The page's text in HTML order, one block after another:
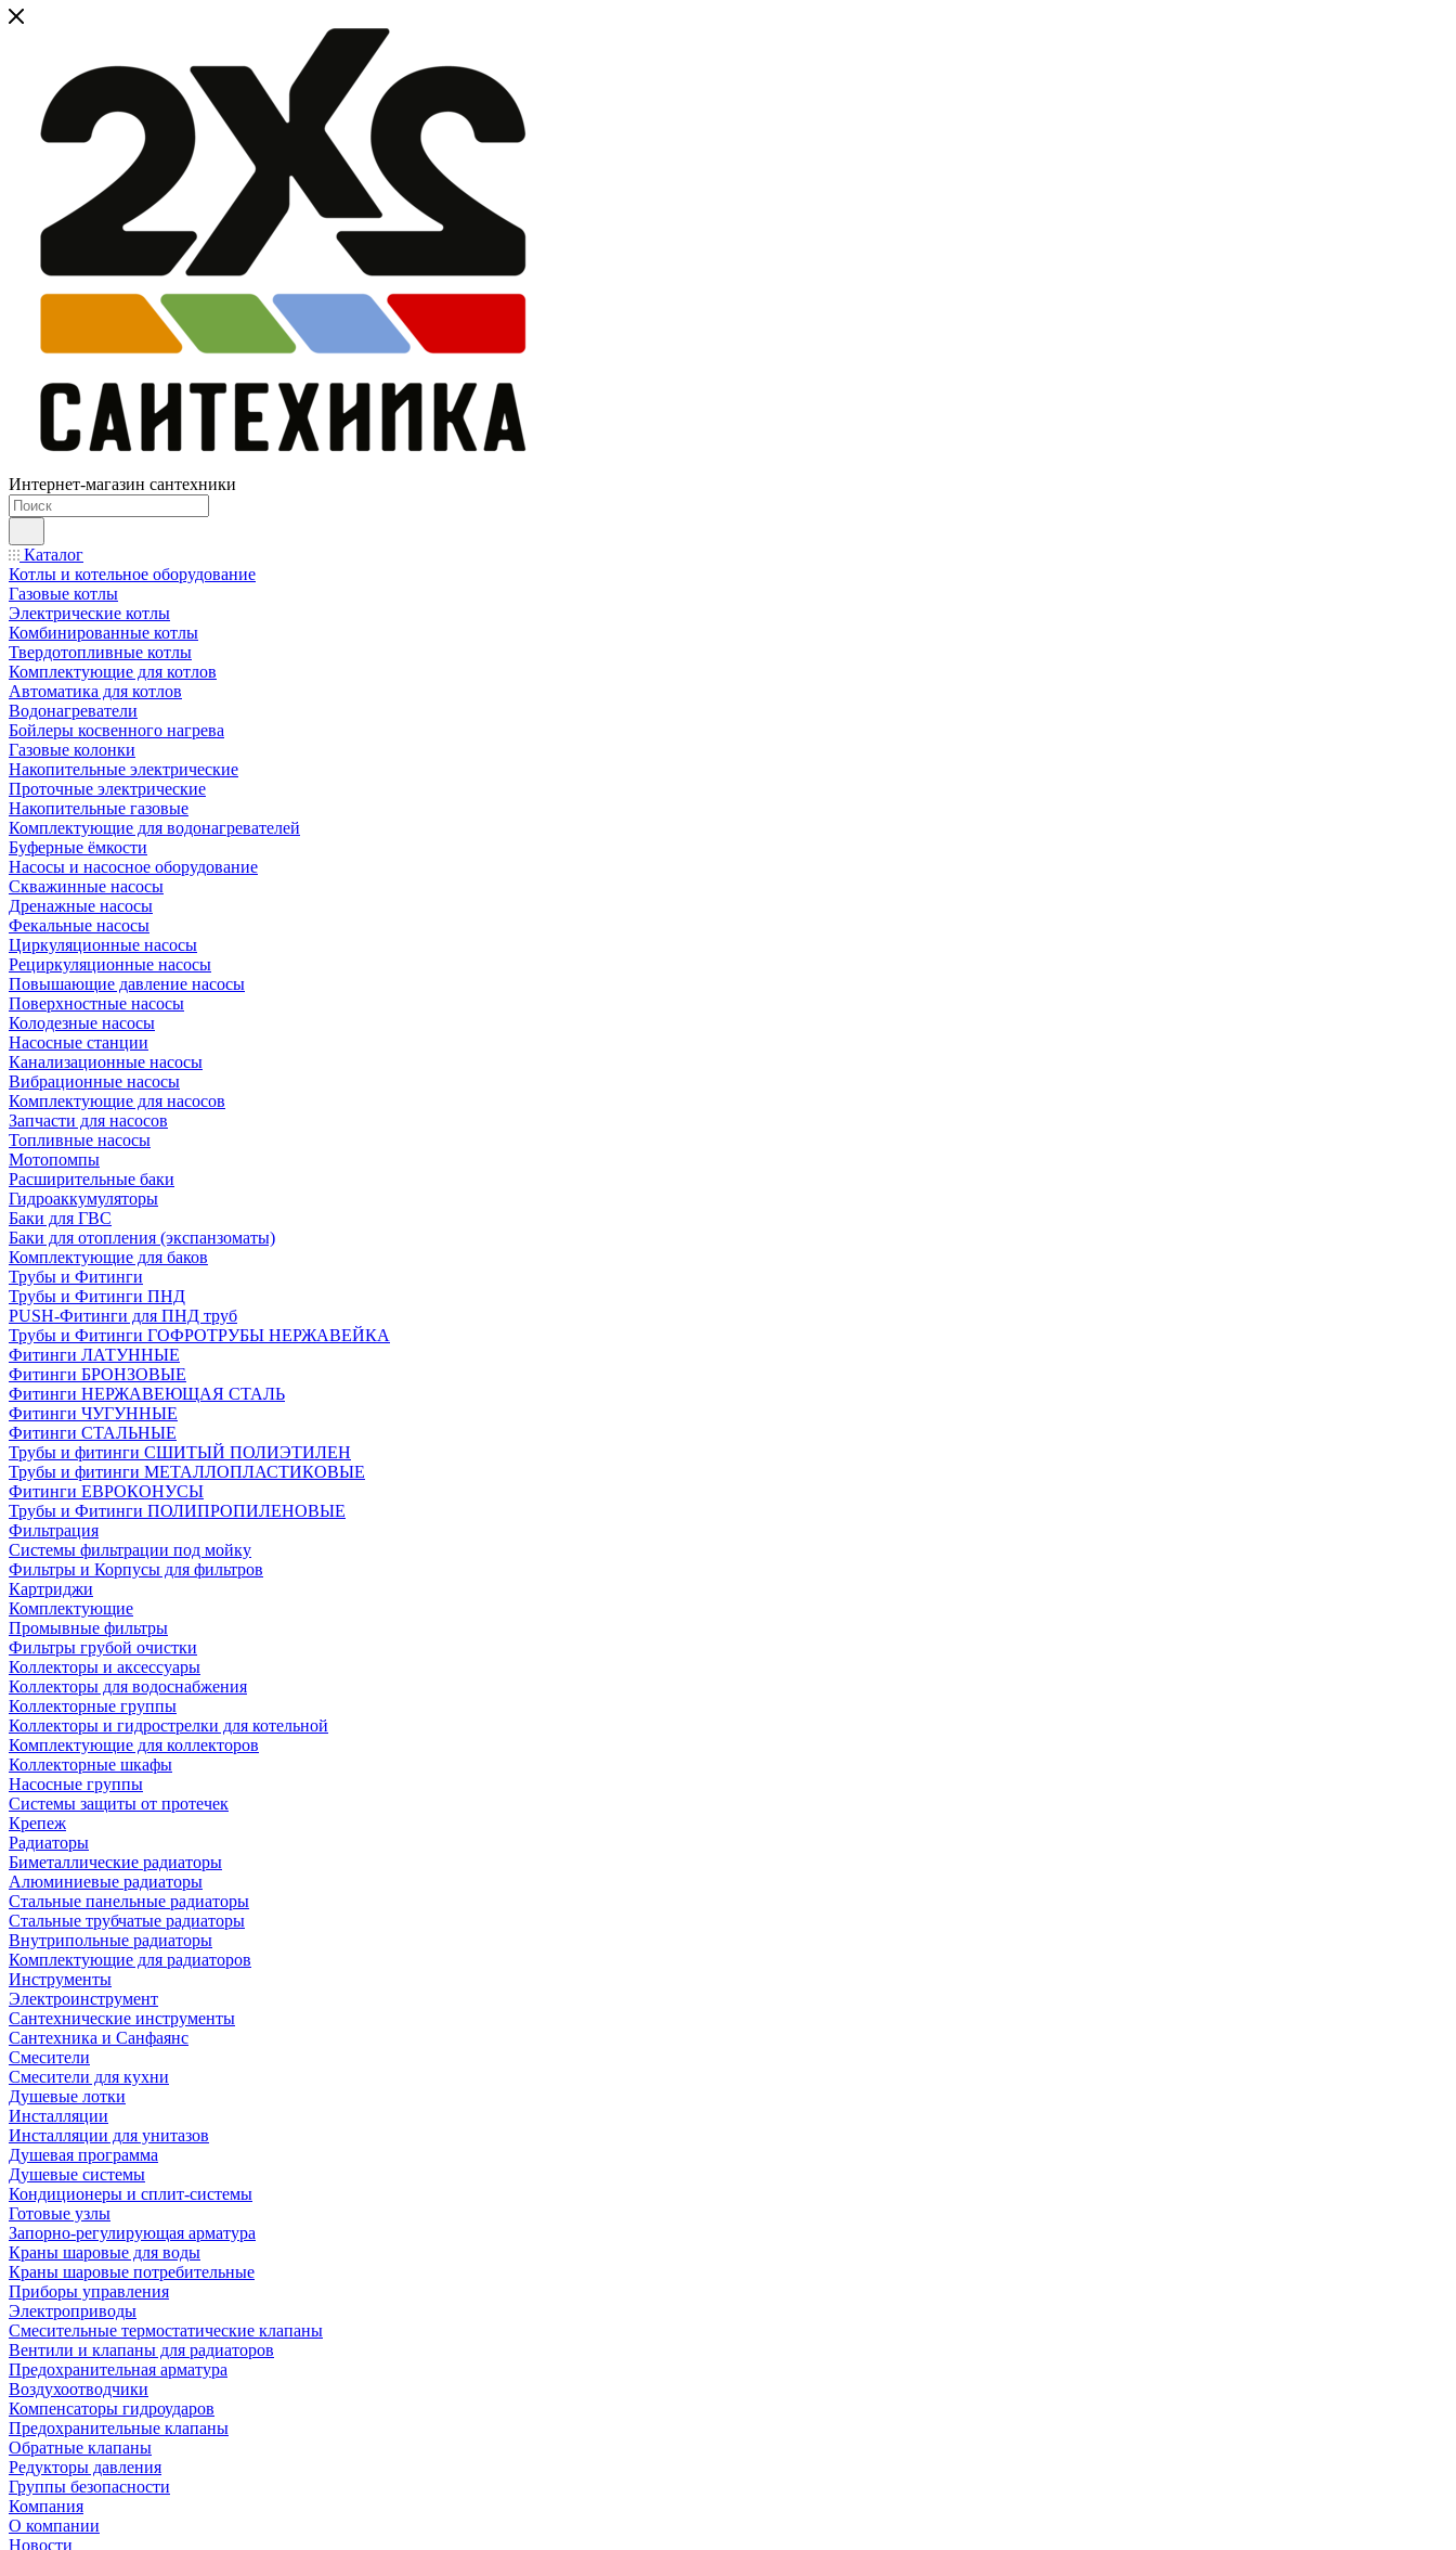
Интернет-магазин сантехники
Каталог
Котлы и котельное оборудование
Газовые котлы
Электрические котлы
Комбинированные котлы
Твердотопливные котлы
Комплектующие для котлов
Автоматика для котлов
Водонагреватели
Бойлеры косвенного нагрева
Газовые колонки
Накопительные электрические
Проточные электрические
Накопительные газовые
Комплектующие для водонагревателей
Буферные ёмкости
Насосы и насосное оборудование
Скважинные насосы
Дренажные насосы
Фекальные насосы
Циркуляционные насосы
Рециркуляционные насосы
Повышающие давление насосы
Поверхностные насосы
Колодезные насосы
Насосные станции
Канализационные насосы
Вибрационные насосы
Комплектующие для насосов
Запчасти для насосов
Топливные насосы
Мотопомпы
Расширительные баки
Гидроаккумуляторы
Баки для ГВС
Баки для отопления (экспанзоматы)
Комплектующие для баков
Трубы и Фитинги
Трубы и Фитинги ПНД
PUSH-Фитинги для ПНД труб
Трубы и Фитинги ГОФРОТРУБЫ НЕРЖАВЕЙКА
Фитинги ЛАТУННЫЕ
Фитинги БРОНЗОВЫЕ
Фитинги НЕРЖАВЕЮЩАЯ СТАЛЬ
Фитинги ЧУГУННЫЕ
Фитинги СТАЛЬНЫЕ
Трубы и фитинги СШИТЫЙ ПОЛИЭТИЛЕН
Трубы и фитинги МЕТАЛЛОПЛАСТИКОВЫЕ
Фитинги ЕВРОКОНУСЫ
Трубы и Фитинги ПОЛИПРОПИЛЕНОВЫЕ
Фильтрация
Системы фильтрации под мойку
Фильтры и Корпусы для фильтров
Картриджи
Комплектующие
Промывные фильтры
Фильтры грубой очистки
Коллекторы и аксессуары
Коллекторы для водоснабжения
Коллекторные группы
Коллекторы и гидрострелки для котельной
Комплектующие для коллекторов
Коллекторные шкафы
Насосные группы
Системы защиты от протечек
Крепеж
Радиаторы
Биметаллические радиаторы
Алюминиевые радиаторы
Стальные панельные радиаторы
Стальные трубчатые радиаторы
Внутрипольные радиаторы
Комплектующие для радиаторов
Инструменты
Электроинструмент
Сантехнические инструменты
Сантехника и Санфаянс
Смесители
Смесители для кухни
Душевые лотки
Инсталляции
Инсталляции для унитазов
Душевая программа
Душевые системы
Кондиционеры и сплит-системы
Готовые узлы
Запорно-регулирующая арматура
Краны шаровые для воды
Краны шаровые потребительные
Приборы управления
Электроприводы
Смесительные термостатические клапаны
Вентили и клапаны для радиаторов
Предохранительная арматура
Воздухоотводчики
Компенсаторы гидроударов
Предохранительные клапаны
Обратные клапаны
Редукторы давления
Группы безопасности
Компания
О компании
Новости